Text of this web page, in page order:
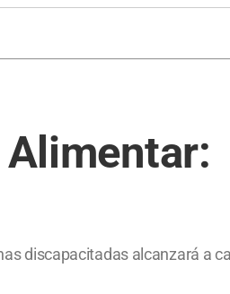
discapacitadas alcanzará a